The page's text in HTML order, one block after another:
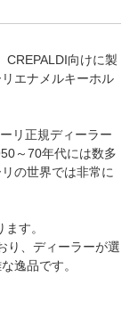
CREPALDI向けに製
エナメルキーホル
リ正規ディーラー
～70年代には数多
の世界では非常に
す。
り、ディーラーが選
逸品です。